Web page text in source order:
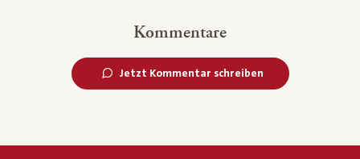
Kommentare
Jetzt Kommentar schreiben